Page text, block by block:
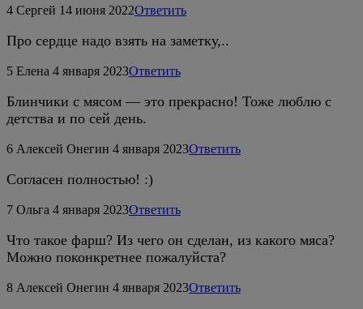
4 Сeргeй 14 июня 2022Ответить
Про сердце надо взять на заметку,..
5 Елена 4 января 2023Ответить
Блинчики с мясом — это прекрасно! Тоже люблю с
детства и по сей день.
6 Алексей Онегин 4 января 2023Ответить
Согласен полностью! :)
7 Ольга 4 января 2023Ответить
Что такое фарш? Из чего он сделан, из какого мяса?
Можно поконкретнее пожалуйста?
8 Алексей Онегин 4 января 2023Ответить